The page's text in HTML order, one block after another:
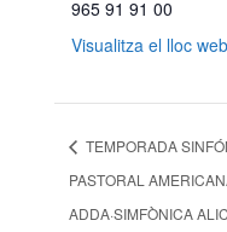
965 91 91 00
Visualitza el lloc
TEMPORADA
PASTORAL
ADDA·SIMFÒNICA